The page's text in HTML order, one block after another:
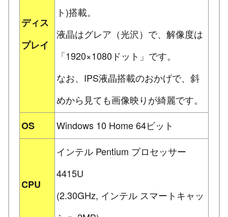
ディス
プレイ
ト)搭載。
液晶はグレア（光沢）で、解像度は
「1920×1080ドット」です。
なお、IPS液晶搭載のおかげで、斜
めから見ても画像映りが綺麗です。
OS
Windows 10 Home 64ビット
CPU
インテル Pentium プロセッサー
4415U
(2.30GHz, インテル スマートキャッ